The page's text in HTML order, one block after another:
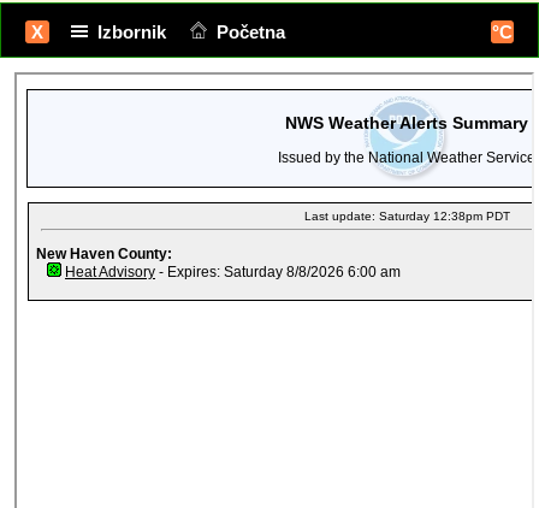
X Izbornik Početna °C